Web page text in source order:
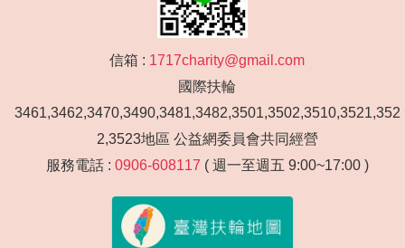
信箱 : 1717charity@gmail.com
國際扶輪
3461,3462,3470,3490,3481,3482,3501,3502,3510,3521,352
2,3523地區 公益網委員會共同經營
服務電話 : 0906-608117 ( 週一至週五 9:00~17:00 )